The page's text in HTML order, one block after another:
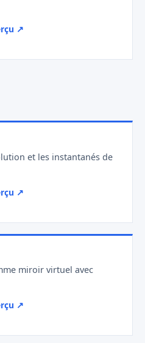
↗
et les instantanés de
↗
miroir virtuel avec
↗